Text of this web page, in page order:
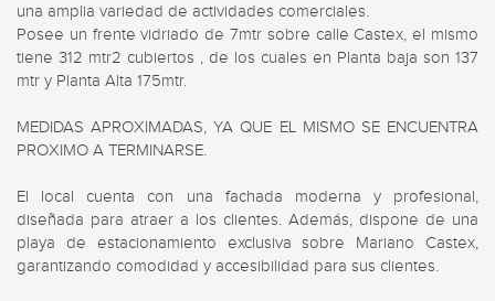
una amplia variedad de actividades comerciales.
Posee un frente vidriado de 7mtr sobre calle Castex, el mismo
tiene 312 mtr2 cubiertos , de los cuales en Planta baja son 137
mtr y Planta Alta 175mtr.
MEDIDAS APROXIMADAS, YA QUE EL MISMO SE ENCUENTRA
PROXIMO A TERMINARSE.
El local cuenta con una fachada moderna y profesional,
diseñada para atraer a los clientes. Además, dispone de una
playa de estacionamiento exclusiva sobre Mariano Castex,
garantizando comodidad y accesibilidad para sus clientes.